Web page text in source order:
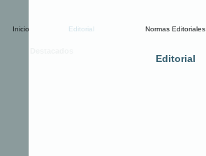
Inicio Editorial Normas Editoriales
Editorial